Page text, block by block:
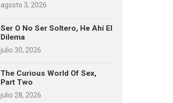
agosto 3, 2026
Ser O No Ser Soltero, He Ahí El
Dilema
julio 30, 2026
The Curious World Of Sex,
Part Two
julio 28, 2026